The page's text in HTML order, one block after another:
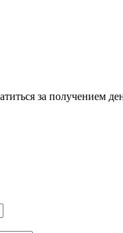
за получением